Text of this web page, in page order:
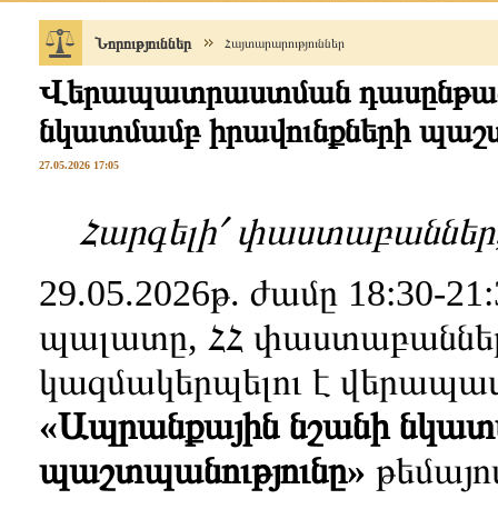
Նորություններ Հայտարարություններ
Վերապատրաստման
նկատմամբ իրավունքների
27.05.2026 17:05
Հարգելի՛
29.05.2026թ. ժամը 18:30-
պալատը, ՀՀ
կազմակերպելու է
«Ապրանքային նշանի
պաշտպանությունը»